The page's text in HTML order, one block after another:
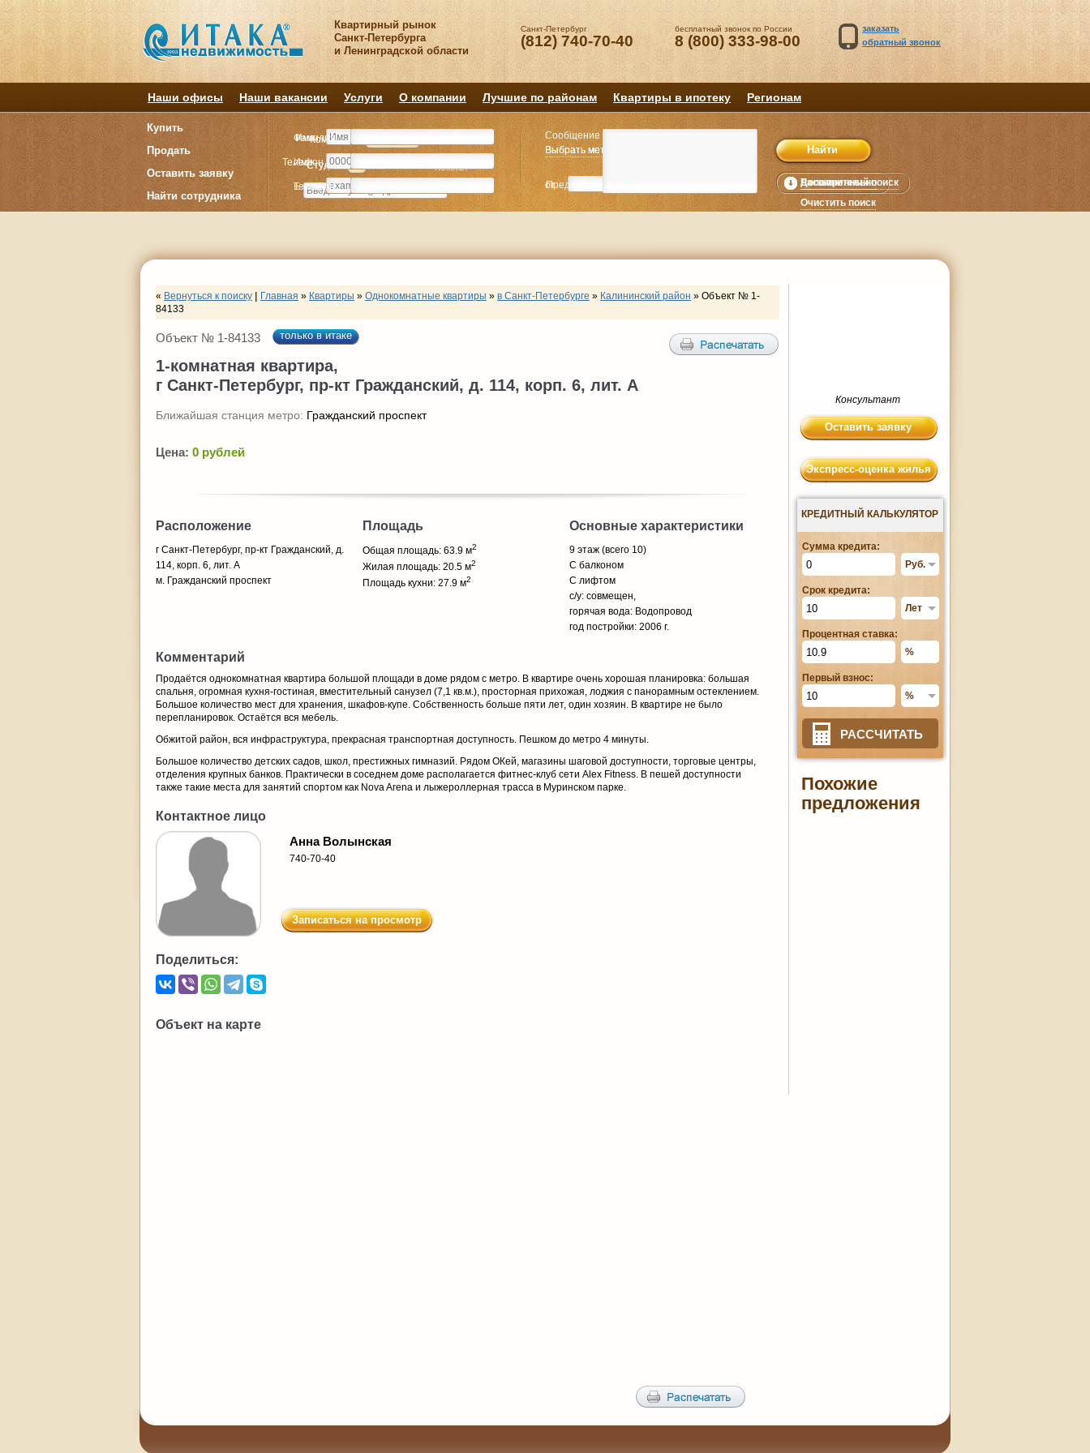
Квартирный рынок
Санкт-Петербурга
и Ленинградской области
Санкт-Петербург
(812) 740-70-40
бесплатный звонок по России
8 (800) 333-98-00
заказать
обратный звонок
Наши офисы Наши вакансии Услуги О компании Лучшие по районам Квартиры в ипотеку Регионам
Купить
Продать
Оставить заявку
Найти сотрудника
Комнату
Студия Комнат
Выбрать метро
от
Расширенный поиск
Очистить поиск
Комнату
Студия Комнат
Выбрать метро
Предпочитаемая цена Дополнительно
Имя
Телефон
E-mail
Сообщение
Фамилия
Имя
Телефон
« Вернуться к поиску Главная » Квартиры » Однокомнатные квартиры » в Санкт-Петербурге » Калининский район » Объект № 1-
84133
Объект № 1-84133 только в итаке
1-комнатная квартира,
г Санкт-Петербург, пр-кт Гражданский, д. 114, корп. 6, лит. А
Ближайшая станция метро: Гражданский проспект
Цена: 0 рублей
Расположение
г Санкт-Петербург, пр-кт Гражданский, д.
114, корп. 6, лит. А
м. Гражданский проспект
Площадь
Общая площадь: 63.9 м2
Жилая площадь: 20.5 м2
Площадь кухни: 27.9 м2
Основные характеристики
9 этаж (всего 10)
С балконом
С лифтом
с/у: совмещен,
горячая вода: Водопровод
год постройки: 2006 г.
Комментарий
Продаётся однокомнатная квартира большой площади в доме рядом с метро. В квартире очень хорошая планировка: большая
спальня, огромная кухня-гостиная, вместительный санузел (7,1 кв.м.), просторная прихожая, лоджия с панорамным остеклением.
Большое количество мест для хранения, шкафов-купе. Собственность больше пяти лет, один хозяин. В квартире не было
перепланировок. Остаётся вся мебель.
Обжитой район, вся инфраструктура, прекрасная транспортная доступность. Пешком до метро 4 минуты.
Большое количество детских садов, школ, престижных гимназий. Рядом ОКей, магазины шаговой доступности, торговые центры,
отделения крупных банков. Практически в соседнем доме располагается фитнес-клуб сети Alex Fitness. В пешей доступности
также такие места для занятий спортом как Nova Arena и лыжероллерная трасса в Муринском парке.
Контактное лицо
Анна Волынская
740-70-40
Записаться на просмотр
Поделиться:
Объект на карте
Консультант
Оставить заявку
Экспресс-оценка жилья
КРЕДИТНЫЙ КАЛЬКУЛЯТОР
Сумма кредита:
Срок кредита:
Процентная ставка:
Первый взнос:
РАССЧИТАТЬ
Похожие
предложения